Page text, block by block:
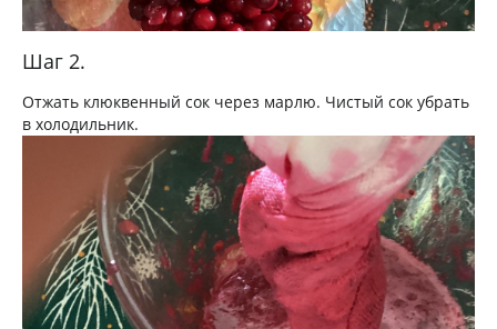
Шаг 2.
Отжать клюквенный сок через марлю. Чистый сок убрать
в холодильник.